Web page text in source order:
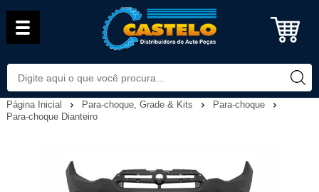
Página Inicial Para-choque, Grade & Kits
Para-choque
Para-choque Dianteiro